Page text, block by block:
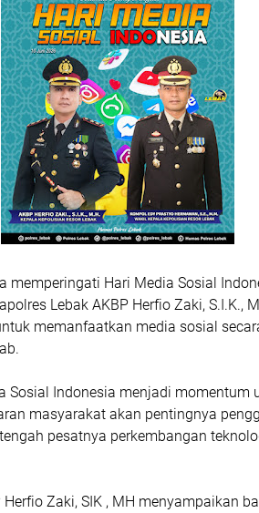
memperingati Hari Media Sosial
Lebak AKBP Herfio Zaki, S.I.K.,
memanfaatkan media sosial
Sosial Indonesia menjadi momentum
masyarakat akan pentingnya
pesatnya perkembangan
Herfio Zaki, SIK , MH menyampaikan